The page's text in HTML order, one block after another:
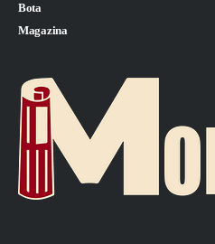
Bota
Magazina